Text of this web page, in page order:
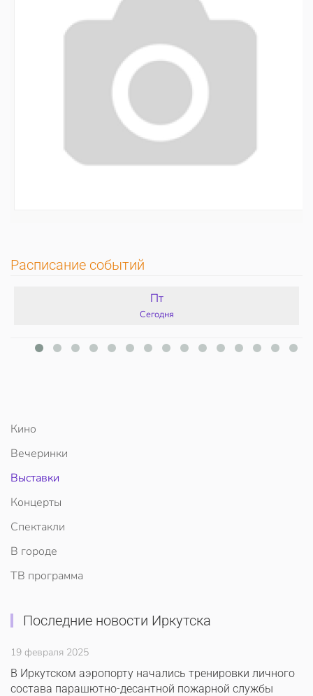
Расписание событий
Пт
Сегодня
Кино
Вечеринки
Выставки
Концерты
Спектакли
В городе
ТВ программа
Последние новости Иркутска
19 февраля 2025
В Иркутском аэропорту начались тренировки личного
состава парашютно-десантной пожарной службы